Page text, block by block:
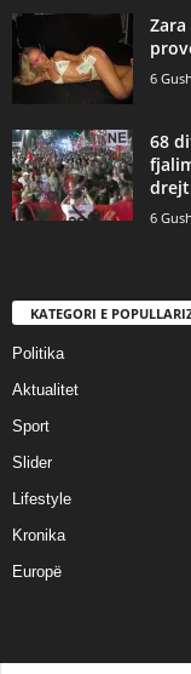
6
68
6
KATEGORI E
Politika
Aktualitet
Sport
Slider
Lifestyle
Kronika
Europë